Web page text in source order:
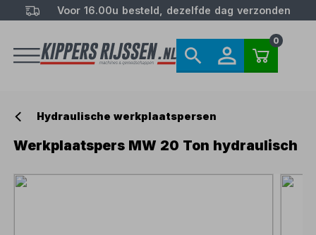
Voor 16.00u besteld, dezelfde dag verzonden
0
Hydraulische werkplaatspersen
Werkplaatspers MW 20 Ton hydraulisch